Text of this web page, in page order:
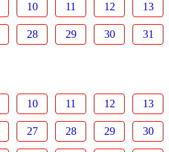
10 11 12 13
28 29 30 31
10 11 12 13
27 28 29 30